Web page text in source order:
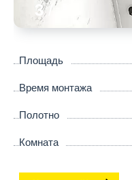
3/
Площадь
Время монтажа
Полотно
Комната